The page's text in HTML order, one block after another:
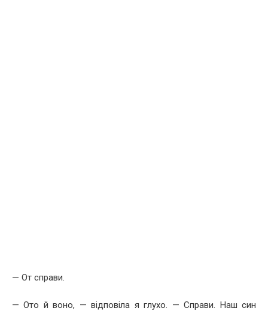
— От справи.
— Ото й воно, — відповіла я глухо. — Справи. Наш син